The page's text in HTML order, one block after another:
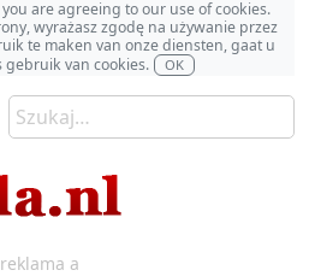
are agreeing to our use of cookies.
wyrażasz zgodę na używanie przez
te maken van onze diensten, gaat u
van cookies.
OK
reklama a